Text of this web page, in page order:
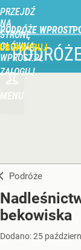
PRZEJDŹ
NA
STRONĘ
GŁÓWNĄ
WPROST.PL
PODRÓŻE WPROST
ZALOGUJ
MENU
Podróże
bekowiska
Dodano:25